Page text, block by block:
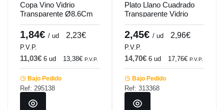
Copa Vino Vidrio
Transparente Ø8.6Cm
H22.4Cm 49Cl Lidia
Pro.mundi
1,84€ / ud 2,23€
P.V.P.
11,03€ 6 ud 13,38€ P.V.P.
Bajo Pedido
Ref: 295138
Plato Llano Cuadrado
Transparente Vidrio
Templado 19,5X19,5
Cm Veloutee Pro.mundi
2,45€ / ud 2,96€
P.V.P.
14,70€ 6 ud 17,76€ P.V.P.
Bajo Pedido
Ref: 313368